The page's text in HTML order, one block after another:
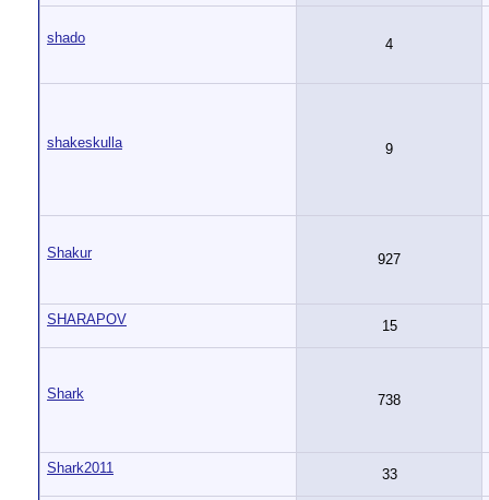
shado 4
shakeskulla 9
Shakur 927
SHARAPOV 15
Shark 738
Shark2011 33